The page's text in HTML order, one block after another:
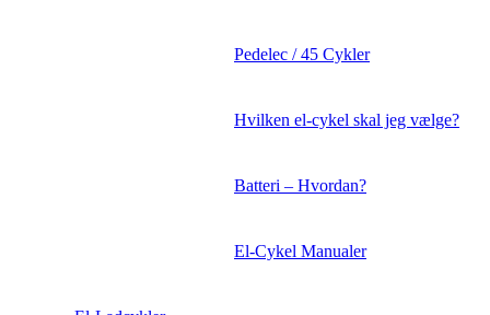
Pedelec / 45 Cykler
Hvilken el-cykel skal jeg vælge?
Batteri – Hvordan?
El-Cykel Manualer